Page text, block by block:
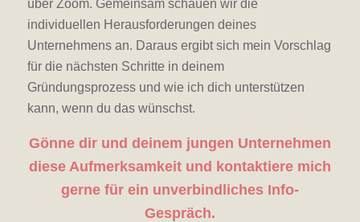
über Zoom. Gemeinsam schauen wir die
individuellen Herausforderungen deines
Unternehmens an. Daraus ergibt sich mein Vorschlag
für die nächsten Schritte in deinem
Gründungsprozess und wie ich dich unterstützen
kann, wenn du das wünschst.
Gönne dir und deinem jungen Unternehmen
diese Aufmerksamkeit und kontaktiere mich
gerne für ein unverbindliches Info-
Gespräch.